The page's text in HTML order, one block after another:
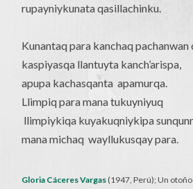
rupayniykunata qasillachinku.
Kunantaq para kanchaq pachanwan
kaspiyasqa llantuyta kanch’arispa,
apupa kachasqanta apamurqa.
Llimpiq para mana tukuyniyuq
llimpiykiqa kuyakuqniykipa
mana michaq wayllukusqay para.
Gloria Cáceres Vargas (1947, Perú); Un